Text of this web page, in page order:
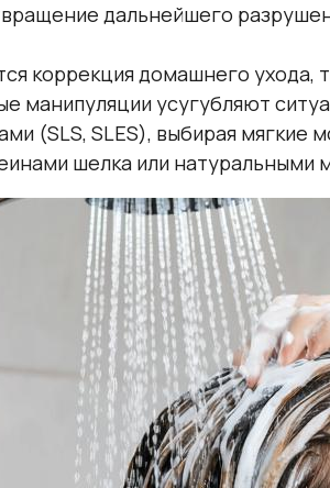
дальнейшего
коррекция домашнего ухода,
манипуляции усугубляют
(SLS, SLES), выбирая мягкие
шелка или натуральными